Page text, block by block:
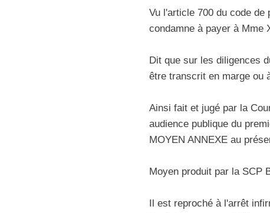
Vu l'article 700 du code
condamne à payer à Mme
Dit que sur les diligences
être transcrit en marge ou
Ainsi fait et jugé par la
audience publique du
MOYEN ANNEXE au
Moyen produit par la SCP
Il est reproché à l'arrêt